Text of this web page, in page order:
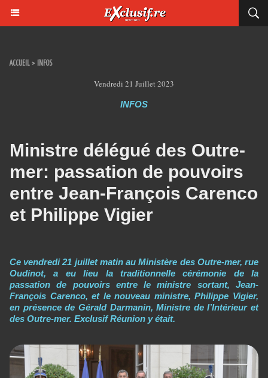
ACCUEIL > INFOS
Vendredi 21 Juillet 2023
INFOS
Ministre délégué des Outre-
mer: passation de pouvoirs
entre Jean-François Carenco
et Philippe Vigier
Ce vendredi 21 juillet matin au Ministère des Outre-mer, rue
Oudinot, a eu lieu la traditionnelle cérémonie de la
passation de pouvoirs entre le ministre sortant, Jean-
François Carenco, et le nouveau ministre, Philippe Vigier,
en présence de Gérald Darmanin, Ministre de l’Intérieur et
des Outre-mer. Exclusif Réunion y était.